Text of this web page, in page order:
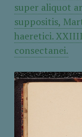
super aliquot
suppositis,
haeretici.
consectanei.